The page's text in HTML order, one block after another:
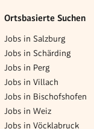
Ortsbasierte Suchen
Jobs in Salzburg
Jobs in Schärding
Jobs in Perg
Jobs in Villach
Jobs in Bischofshofen
Jobs in Weiz
Jobs in Vöcklabruck